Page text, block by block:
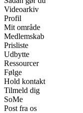
Videoarkiv
Profil
Mit område
Medlemskab
Prisliste
Udbytte
Ressourcer
Følge
Hold kontakt
Tilmeld dig
SoMe
Post fra os